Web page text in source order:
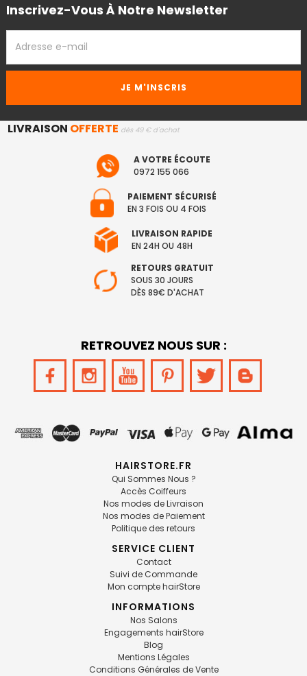
Inscrivez-Vous À Notre Newsletter
EMAIL
LIVRAISON OFFERTE dès 49 € d'achat
A VOTRE ÉCOUTE
0972 155 066
PAIEMENT SÉCURISÉ
EN 3 FOIS OU 4 FOIS
LIVRAISON RAPIDE
EN 24H OU 48H
RETOURS GRATUIT
SOUS 30 JOURS
DÈS 89€ D'ACHAT
RETROUVEZ NOUS SUR :
HAIRSTORE.FR
Qui Sommes Nous ?
Accès Coiffeurs
Nos modes de Livraison
Nos modes de Paiement
Politique des retours
SERVICE CLIENT
Contact
Suivi de Commande
Mon compte hairStore
INFORMATIONS
Nos Salons
Engagements hairStore
Blog
Mentions Légales
Conditions Générales de Vente